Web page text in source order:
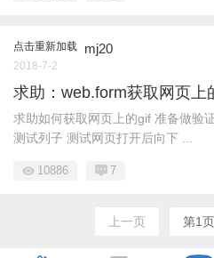
点击重新加载 mj20
2018-7-2
求助：web.form获取网页上
求助如何获取网页上的gif 准备做验
测试列子 测试网页打开后向下 ...
10886 7
上一页 第1页